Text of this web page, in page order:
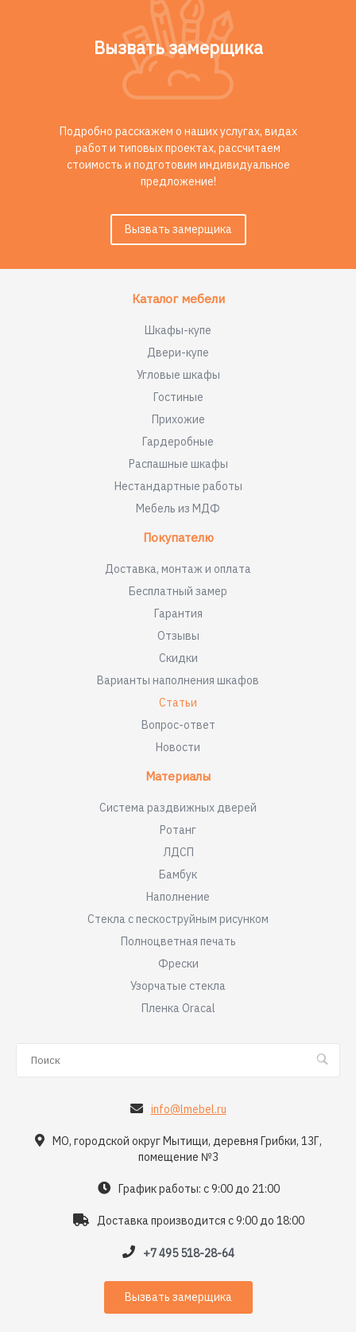
Вызвать замерщика
Подробно расскажем о наших услугах, видах
работ и типовых проектах, рассчитаем
стоимость и подготовим индивидуальное
предложение!
Вызвать замерщика
Каталог мебели
Шкафы-купе
Двери-купе
Угловые шкафы
Гостиные
Прихожие
Гардеробные
Распашные шкафы
Нестандартные работы
Мебель из МДФ
Покупателю
Доставка, монтаж и оплата
Бесплатный замер
Гарантия
Отзывы
Скидки
Варианты наполнения шкафов
Статьи
Вопрос-ответ
Новости
Материалы
Система раздвижных дверей
Ротанг
ЛДСП
Бамбук
Наполнение
Стекла с пескоструйным рисунком
Полноцветная печать
Фрески
Узорчатые стекла
Пленка Oracal
info@lmebel.ru
МО, городской округ Мытищи, деревня Грибки, 13Г,
помещение №3
График работы: с 9:00 до 21:00
Доставка производится с 9:00 до 18:00
+7 495 518-28-64
Вызвать замерщика